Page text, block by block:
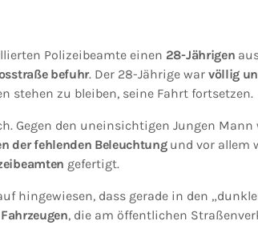
Polizeibeamte einen 28-Jährigen
befuhr. Der 28-Jährige war völlig
stehen zu bleiben, seine Fahrt fortsetzen.
Gegen den uneinsichtigen Jungen Mann
der fehlenden Beleuchtungund vor allem
gefertigt.
hingewiesen, dass gerade in den
, die am öffentlichen